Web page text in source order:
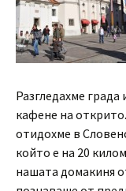
Разгледахме
кафене на
отидохме в
който е на 20
нашата домакиня